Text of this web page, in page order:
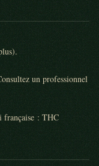
un professionnel
française : THC